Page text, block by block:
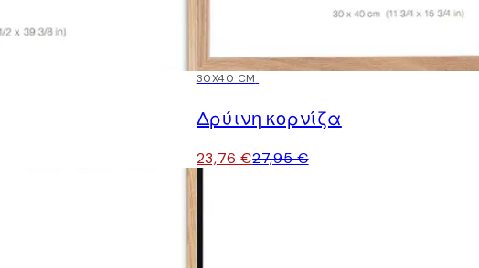
15%*
30X40 CM
Δρύινη κορνίζα
23,76 €27,95 €